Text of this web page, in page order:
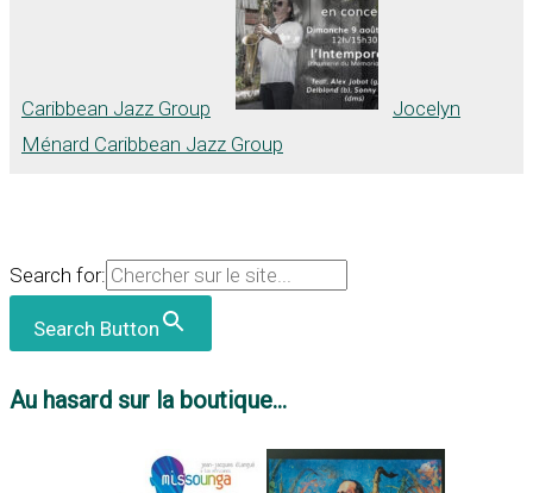
Caribbean Jazz Group
Jocelyn
Ménard Caribbean Jazz Group
Search for:
Search Button
Au hasard sur la boutique...